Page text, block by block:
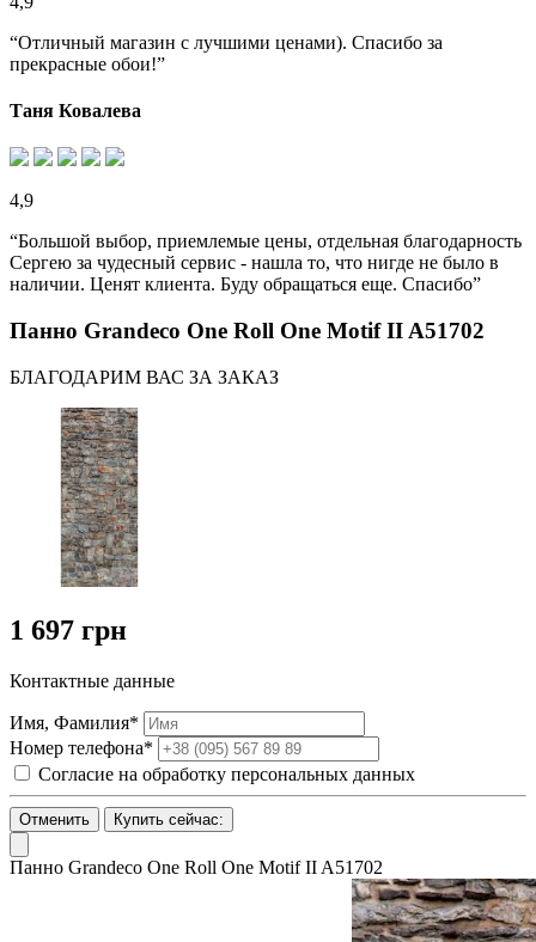
“Отличный магазин с лучшими ценами). Спасибо за
прекрасные обои!”
Таня Ковалева
4,9
“Большой выбор, приемлемые цены, отдельная благодарность
Сергею за чудесный сервис - нашла то, что нигде не было в
наличии. Ценят клиента. Буду обращаться еще. Спасибо”
Панно Grandeco One Roll One Motif II A51702
БЛАГОДАРИМ ВАС ЗА ЗАКАЗ
1 697 грн
Контактные данные
Имя, Фамилия*
Номер телефона*
Согласие на обработку персональных данных
Отменить Купить сейчас:
Панно Grandeco One Roll One Motif II A51702